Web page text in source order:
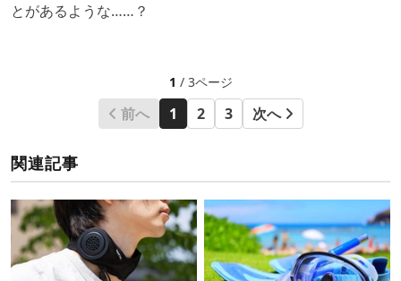
とがあるような……？
1 / 3ページ
前へ 1 2 3 次へ
関連記事